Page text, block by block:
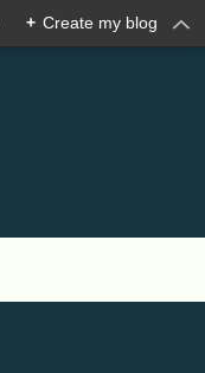
+ Create my blog